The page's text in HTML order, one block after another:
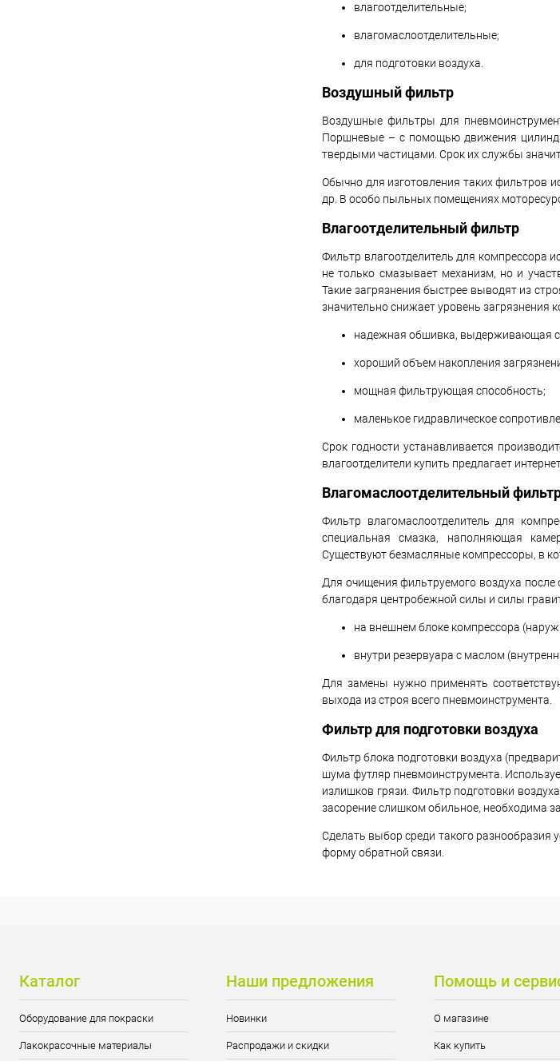
влагоотделительные;
влагомаслоотделительные;
для подготовки воздуха.
Воздушный фильтр
Воздушные фильтры для
Поршневые – с помощью движения
твердыми частицами. Срок их службы
Обычно для изготовления таких фильтров
др. В особо пыльных помещениях
Влагоотделительный фильтр
Фильтр влагоотделитель для компрессора
не только смазывает механизм, но и
Такие загрязнения быстрее выводят из
значительно снижает уровень загрязнения
надежная обшивка, выдерживающая
хороший объем накопления
мощная фильтрующая способность;
маленькое гидравлическое
Срок годности устанавливается
влагоотделители купить предлагает
Влагомаслоотделительный
Фильтр влагомаслоотделитель для
специальная смазка, наполняющая
Существуют безмасляные компрессоры, в
Для очищения фильтруемого воздуха после
благодаря центробежной силы и силы
на внешнем блоке компрессора
внутри резервуара с маслом
Для замены нужно применять
выхода из строя всего пневмоинструмента.
Фильтр для подготовки воздуха
Фильтр блока подготовки воздуха
шума футляр пневмоинструмента.
излишков грязи. Фильтр подготовки
засорение слишком обильное, необходима
Сделать выбор среди такого разнообразия
форму обратной связи.
Каталог
Оборудование для покраски
Лакокрасочные материалы
Наши предложения
Новинки
Распродажи и скидки
Помощь и
О магазине
Как купить